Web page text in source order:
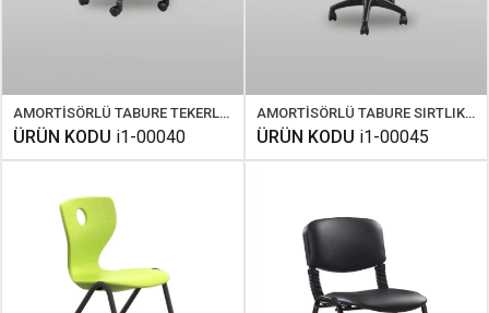
AMORTİSÖRLÜ TABURE TEKERLEKLİ
ÜRÜN KODU i1-00040
AMORTİSÖRLÜ TABURE SIRTLIKLI
ÜRÜN KODU i1-00045